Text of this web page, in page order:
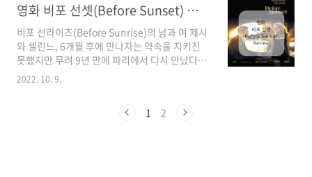
21번째 팀(도널 글리슨)의 생일날, 그는 그의 아
버지(빌 나이)로부터 이 집안의 남자들이 과거로
돌아가는 시간 여행을 할 수 있는 능력이 있다는
것을 배우게 된다. 어두운 벽장 안에서 주먹을 꽉
쥐고 돌아가고 싶은 기억을 떠올리면 그때로 돌
아갈 수 있다고 한다. 이 능력을 배운 후 팀은 사
영화 비포 선셋(Before Sunset) 리뷰 / 다시 마주한 두 사람
비포 선라이즈(Before Sunrise)의 남과 여 제시
와 셀린느, 6개월 후에 만나자는 약속을 지키진
못했지만 무려 9년 만에 파리에서 다시 만났다.
단 하루의 만남으로 애틋했던 두 사람이 오랜 시
기다렸던 의 후속작 의 정보, 비하인드 스토리 그
2022. 10. 9.
1 2